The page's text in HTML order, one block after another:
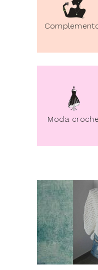
Moda